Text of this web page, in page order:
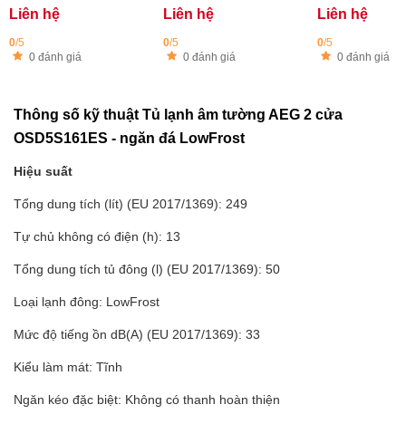
Liên hệ
0/5
0 đánh giá
Liên hệ
0/5
0 đánh giá
Liên hệ
0/5
0 đánh giá
Thông số kỹ thuật Tủ lạnh âm tường AEG 2 cửa
OSD5S161ES - ngăn đá LowFrost
Hiệu suất
Tổng dung tích (lít) (EU 2017/1369): 249
Tự chủ không có điện (h): 13
Tổng dung tích tủ đông (l) (EU 2017/1369): 50
Loại lạnh đông: LowFrost
Mức độ tiếng ồn dB(A) (EU 2017/1369): 33
Kiểu làm mát: Tĩnh
Ngăn kéo đặc biệt: Không có thanh hoàn thiện